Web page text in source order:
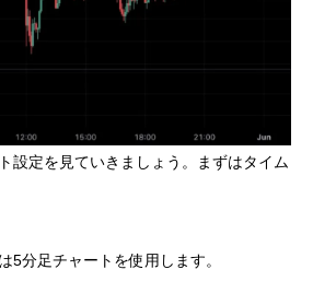
設定を見ていきましょう。まずはタイム
5分足チャートを使用します。